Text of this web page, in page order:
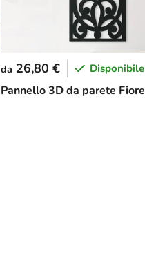
Pannello 3D da parete Fiore
da 26,80 € Disponibile